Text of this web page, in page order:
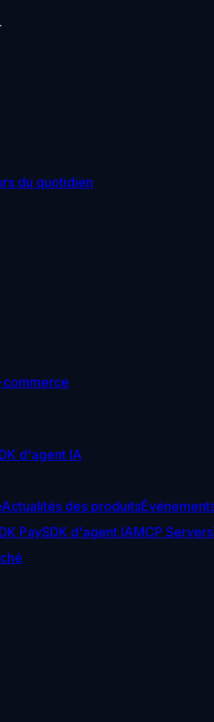
du quotidien
d'agent IA
Actualités des produits
PaySDK d'agent IAMCP Servers